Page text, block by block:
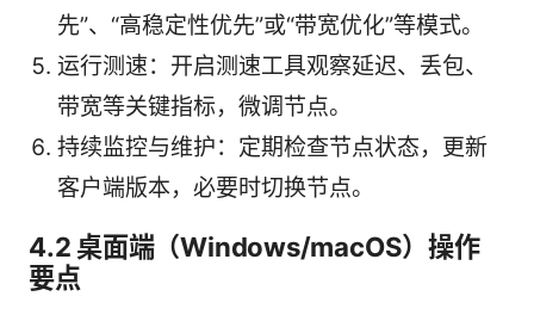
先”、“高稳定性优先”或“带宽优化”等模式。
运行测速：开启测速工具观察延迟、丢包、
带宽等关键指标，微调节点。
持续监控与维护：定期检查节点状态，更新
客户端版本，必要时切换节点。
4.2 桌面端（Windows/macOS）操作
要点